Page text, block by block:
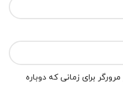
برای زمانی که دوباره